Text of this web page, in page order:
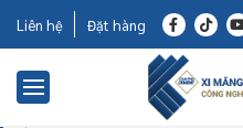
Liên hệ Đặt hàng